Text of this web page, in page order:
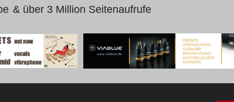
& über 3 Million Seitenaufrufe